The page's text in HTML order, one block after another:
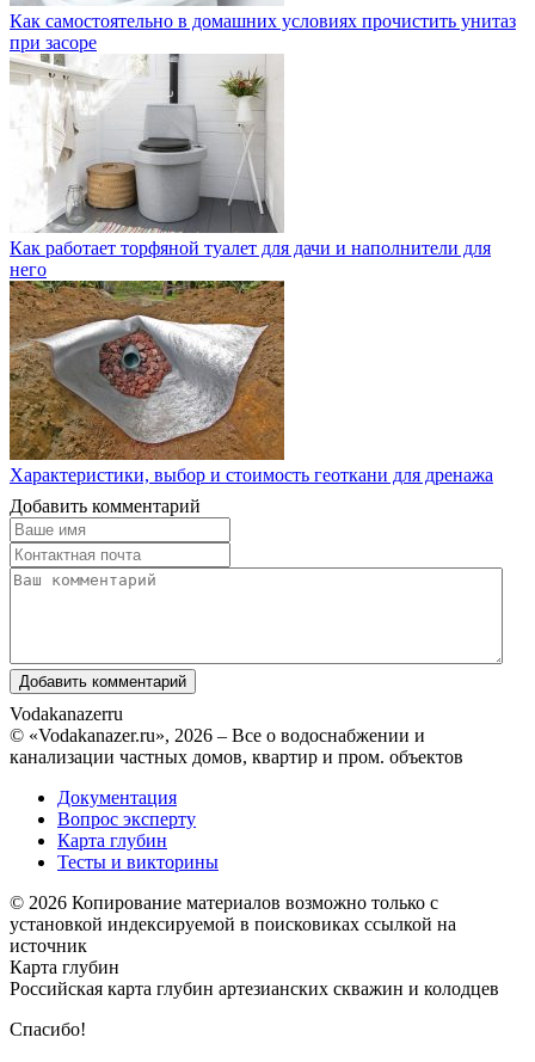
Как самостоятельно в домашних условиях прочистить унитаз
при засоре
Как работает торфяной туалет для дачи и наполнители для
него
Характеристики, выбор и стоимость геоткани для дренажа
Добавить комментарий
Vodakanazerru
© «Vodakanazer.ru», 2026 – Все о водоснабжении и
канализации частных домов, квартир и пром. объектов
Документация
Вопрос эксперту
Карта глубин
Тесты и викторины
© 2026 Копирование материалов возможно только с
установкой индексируемой в поисковиках ссылкой на
источник
Карта глубин
Российская карта глубин артезианских скважин и колодцев
Спасибо!